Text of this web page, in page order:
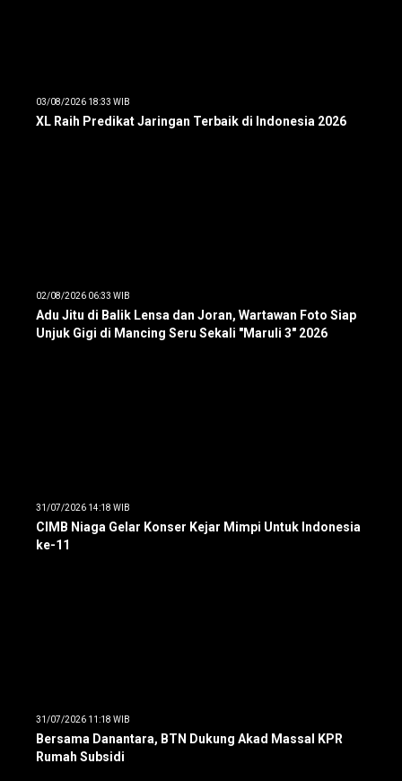
03/08/2026 18:33 WIB
XL Raih Predikat Jaringan Terbaik di Indonesia 2026
02/08/2026 06:33 WIB
Adu Jitu di Balik Lensa dan Joran, Wartawan Foto Siap
Unjuk Gigi di Mancing Seru Sekali "Maruli 3" 2026
31/07/2026 14:18 WIB
CIMB Niaga Gelar Konser Kejar Mimpi Untuk Indonesia
ke-11
31/07/2026 11:18 WIB
Bersama Danantara, BTN Dukung Akad Massal KPR
Rumah Subsidi